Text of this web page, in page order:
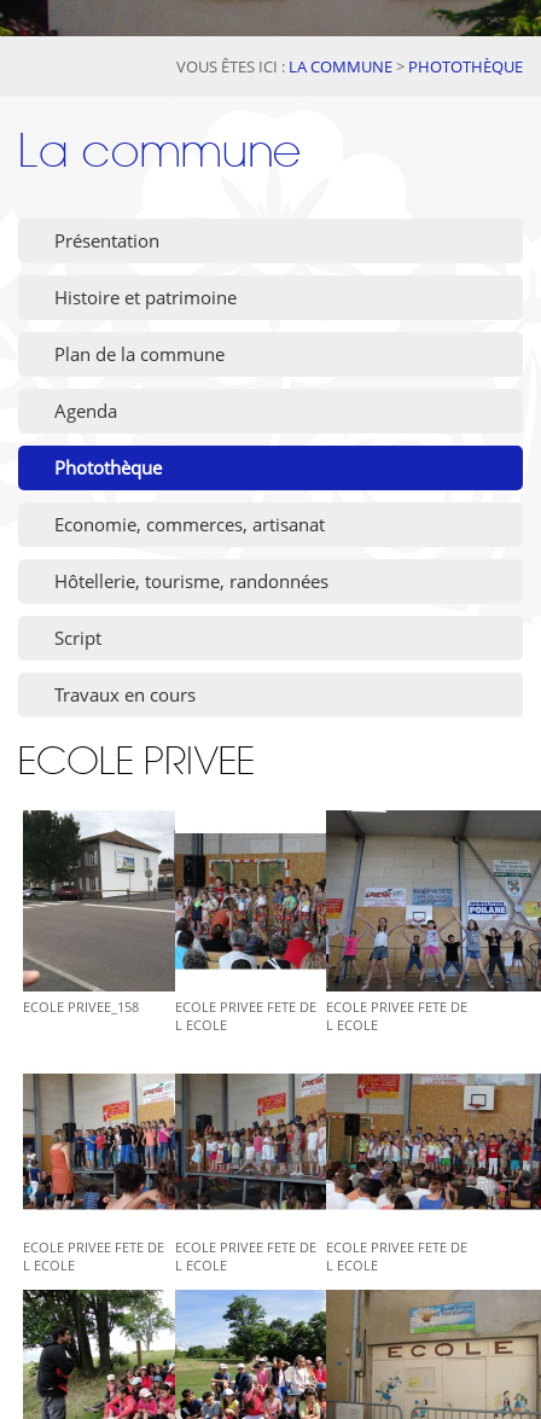
VOUS ÊTES ICI : LA COMMUNE> PHOTOTHÈQUE
La commune
Présentation
Histoire et patrimoine
Plan de la commune
Agenda
Photothèque
Economie, commerces, artisanat
Hôtellerie, tourisme, randonnées
Script
Travaux en cours
ECOLE PRIVEE
ECOLE PRIVEE_158
ECOLE PRIVEE FETE DE
L ECOLE
ECOLE PRIVEE FETE DE
L ECOLE
ECOLE PRIVEE FETE DE
L ECOLE
ECOLE PRIVEE FETE DE
L ECOLE
ECOLE PRIVEE FETE DE
L ECOLE